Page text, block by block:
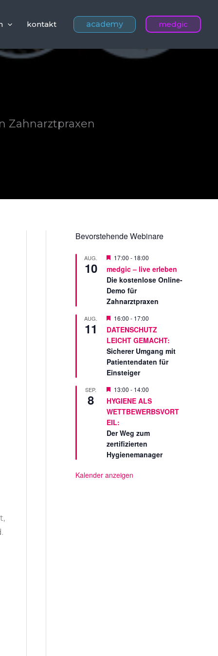
kontakt academy medgic
Zahnarztpraxen
Bevorstehende Webinare
AUG.
10
V
r
g
e
s
t
l
l
17:00 - 18:00
medgic – live erleben
Die kostenlose Online-
Demo für
Zahnarztpraxen
AUG.
11
V
o
r
g
e
s
t
e
l
16:00 - 17:00
DATENSCHUTZ
LEICHT GEMACHT:
Sicherer Umgang mit
Patientendaten für
Einsteiger
SEP.
8
V
o
r
g
e
s
t
e
l
13:00 - 14:00
HYGIENE ALS
WETTBEWERBSVORT
EIL:
Der Weg zum
zertifizierten
Hygienemanager
Kalender anzeigen